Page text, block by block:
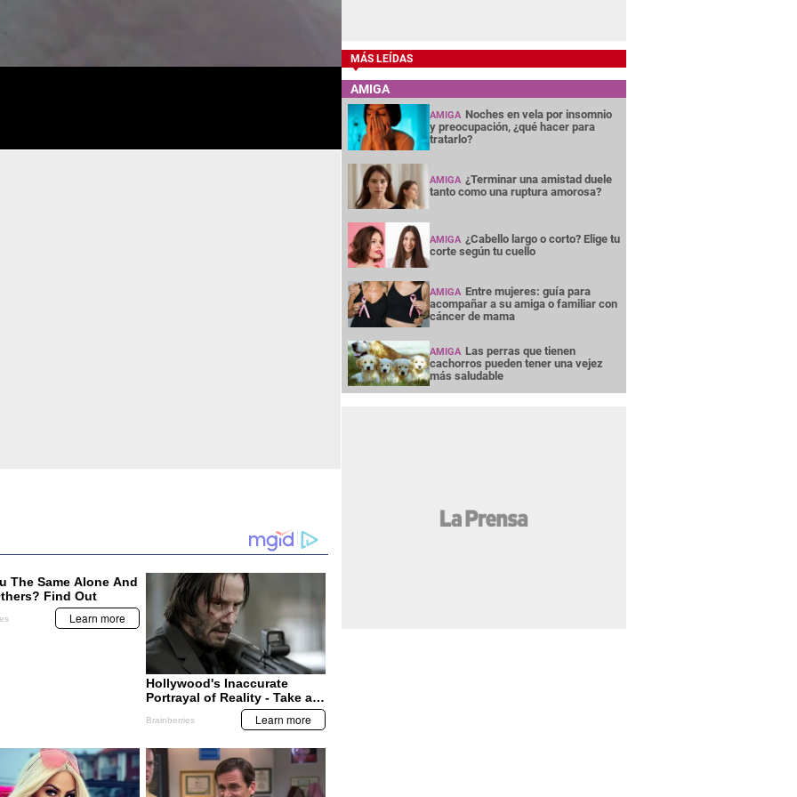
MÁS LEÍDAS
AMIGA
AMIGA Noches en vela por insomnio
y preocupación, ¿qué hacer para
tratarlo?
AMIGA ¿Terminar una amistad duele
tanto como una ruptura amorosa?
AMIGA ¿Cabello largo o corto? Elige tu
corte según tu cuello
AMIGA Entre mujeres: guía para
acompañar a su amiga o familiar con
cáncer de mama
AMIGA Las perras que tienen
cachorros pueden tener una vejez
más saludable